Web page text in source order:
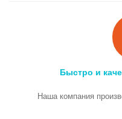
Быстро и
Наша компания